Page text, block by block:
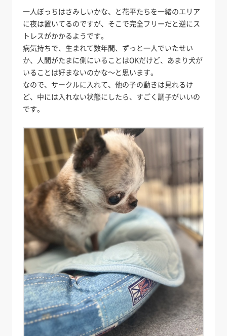
一人ぼっちはさみしいかな、と花平たちを一緒のエリア
に夜は置いてるのですが、そこで完全フリーだと逆にス
トレスがかかるようです。
病気持ちで、生まれて数年間、ずっと一人でいたせい
か、人間がたまに側にいることはOKだけど、あまり犬が
いることは好まないのかな～と思います。
なので、サークルに入れて、他の子の動きは見れるけ
ど、中には入れない状態にしたら、すごく調子がいいの
です。